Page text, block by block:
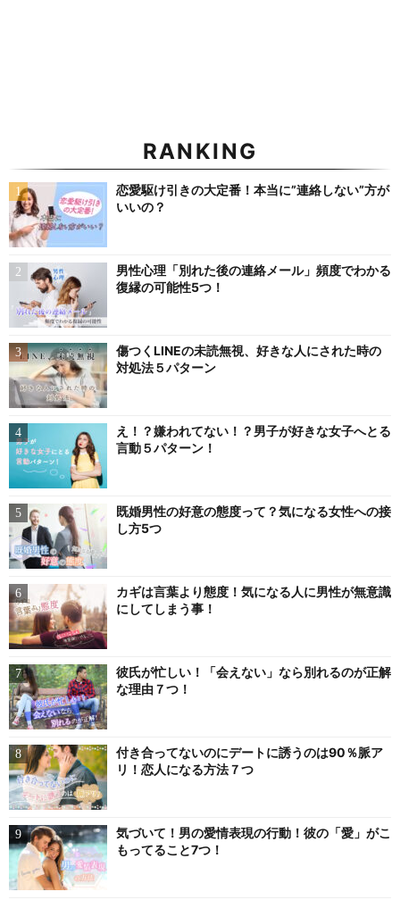
RANKING
恋愛駆け引きの大定番！本当に”連絡しない”方が
いいの？
男性心理「別れた後の連絡メール」頻度でわかる
復縁の可能性5つ！
傷つくLINEの未読無視、好きな人にされた時の
対処法５パターン
え！？嫌われてない！？男子が好きな女子へとる
言動５パターン！
既婚男性の好意の態度って？気になる女性への接
し方5つ
カギは言葉より態度！気になる人に男性が無意識
にしてしまう事！
彼氏が忙しい！「会えない」なら別れるのが正解
な理由７つ！
付き合ってないのにデートに誘うのは90％脈ア
リ！恋人になる方法７つ
気づいて！男の愛情表現の行動！彼の「愛」がこ
もってること7つ！